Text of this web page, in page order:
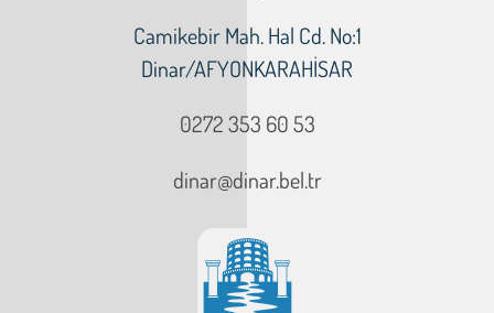
Camikebir Mah. Hal Cd. No:1
Dinar/AFYONKARAHİSAR
0272 353 60 53
dinar@dinar.bel.tr